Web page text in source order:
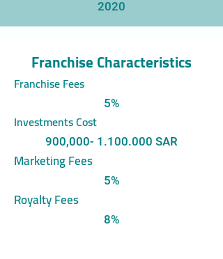
2020
Franchise Characteristics
Franchise Fees
5%
Investments Cost
900,000- 1.100.000 SAR
Marketing Fees
5%
Royalty Fees
8%